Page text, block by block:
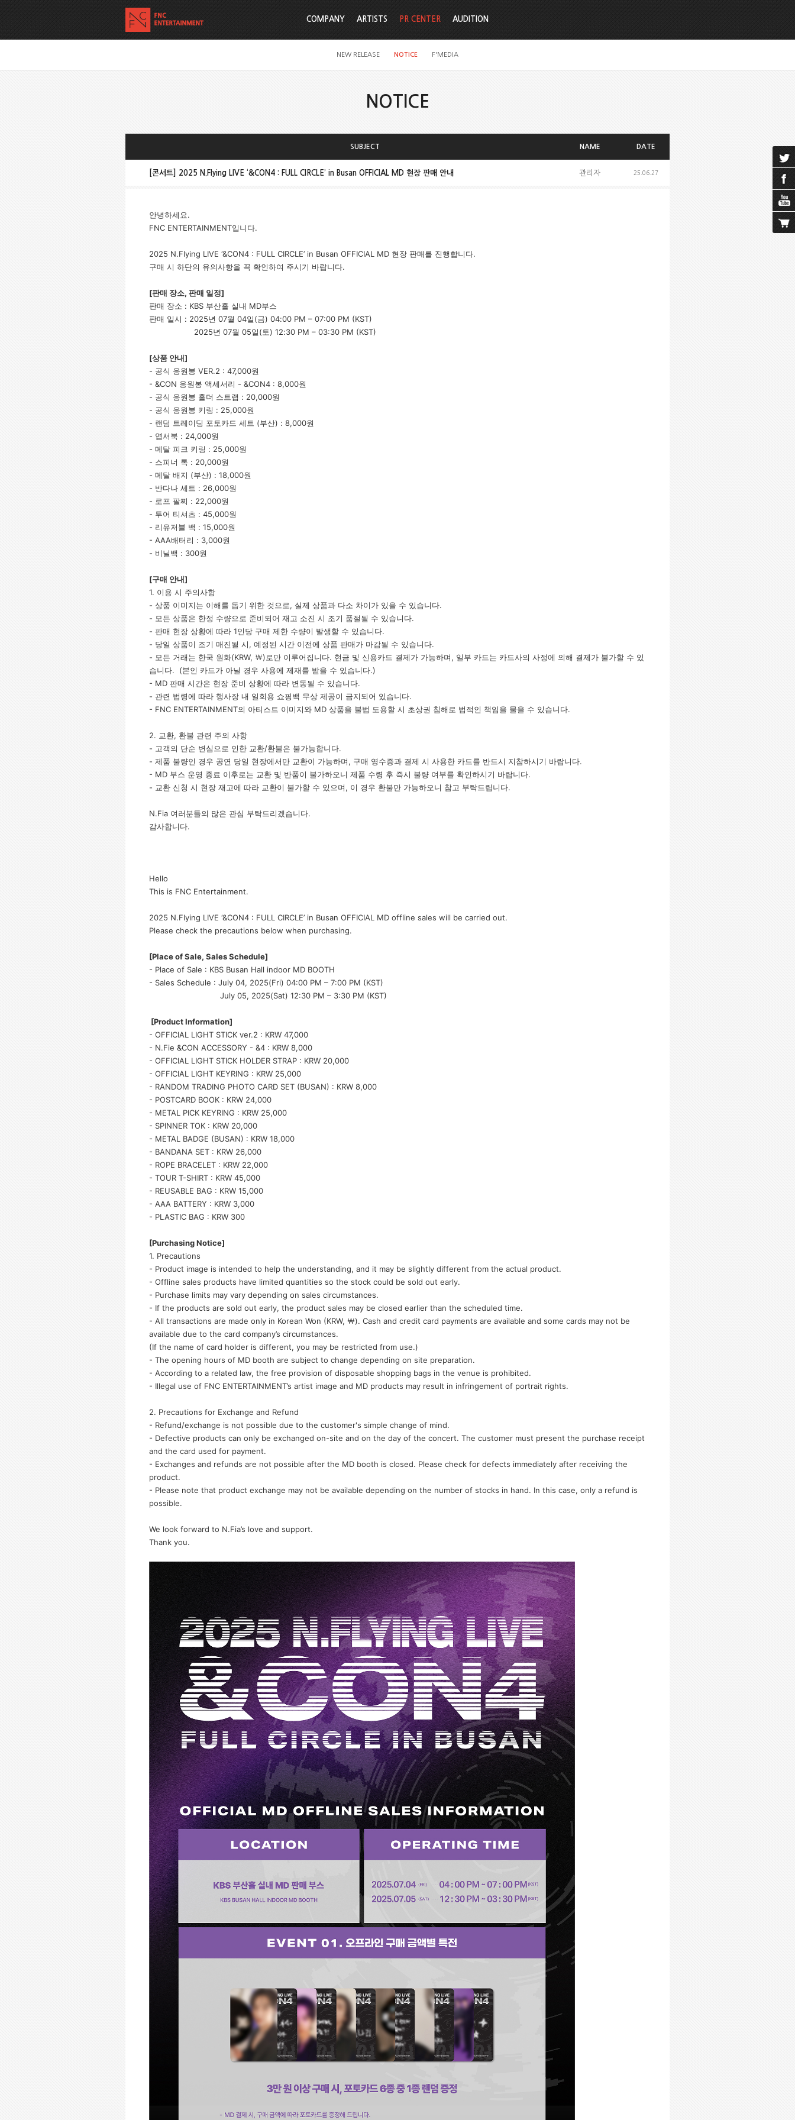
COMPANY ARTISTS PR CENTER
NEW RELEASE NOTICE F'MEDIA
AUDITION
NOTICE
SUBJECT NAME DATE
[콘서트] 2025 N.Flying LIVE ‘&CON4 : FULL CIRCLE’ in Busan OFFICIAL MD 현장 판매 안내 관리자 25.06.27
안녕하세요.
FNC ENTERTAINMENT입니다.
2025 N.Flying LIVE ‘&CON4 : FULL CIRCLE’ in Busan OFFICIAL MD 현장 판매를 진행합니다.
구매 시 하단의 유의사항을 꼭 확인하여 주시기 바랍니다.
[판매 장소, 판매 일정]
판매 장소 : KBS 부산홀 실내 MD부스
판매 일시 : 2025년 07월 04일(금) 04:00 PM – 07:00 PM (KST)
2025년 07월 05일(토) 12:30 PM – 03:30 PM (KST)
[상품 안내]
- 공식 응원봉 VER.2 : 47,000원
- &CON 응원봉 액세서리 - &CON4 : 8,000원
- 공식 응원봉 홀더 스트랩 : 20,000원
- 공식 응원봉 키링 : 25,000원
- 랜덤 트레이딩 포토카드 세트 (부산) : 8,000원
- 엽서북 : 24,000원
- 메탈 피크 키링 : 25,000원
- 스피너 톡 : 20,000원
- 메탈 배지 (부산) : 18,000원
- 반다나 세트 : 26,000원
- 로프 팔찌 : 22,000원
- 투어 티셔츠 : 45,000원
- 리유저블 백 : 15,000원
- AAA배터리 : 3,000원
- 비닐백 : 300원
[구매 안내]
1. 이용 시 주의사항
- 상품 이미지는 이해를 돕기 위한 것으로, 실제 상품과 다소 차이가 있을 수 있습니다.
- 모든 상품은 한정 수량으로 준비되어 재고 소진 시 조기 품절될 수 있습니다.
- 판매 현장 상황에 따라 1인당 구매 제한 수량이 발생할 수 있습니다.
- 당일 상품이 조기 매진될 시, 예정된 시간 이전에 상품 판매가 마감될 수 있습니다.
- 모든 거래는 한국 원화(KRW, ￦)로만 이루어집니다. 현금 및 신용카드 결제가 가능하며, 일부 카드는 카드사의 사정에 의해 결제가 불가할 수 있
습니다. (본인 카드가 아닐 경우 사용에 제재를 받을 수 있습니다.)
- MD 판매 시간은 현장 준비 상황에 따라 변동될 수 있습니다.
- 관련 법령에 따라 행사장 내 일회용 쇼핑백 무상 제공이 금지되어 있습니다.
- FNC ENTERTAINMENT의 아티스트 이미지와 MD 상품을 불법 도용할 시 초상권 침해로 법적인 책임을 물을 수 있습니다.
2. 교환, 환불 관련 주의 사항
- 고객의 단순 변심으로 인한 교환/환불은 불가능합니다.
- 제품 불량인 경우 공연 당일 현장에서만 교환이 가능하며, 구매 영수증과 결제 시 사용한 카드를 반드시 지참하시기 바랍니다.
- MD 부스 운영 종료 이후로는 교환 및 반품이 불가하오니 제품 수령 후 즉시 불량 여부를 확인하시기 바랍니다.
- 교환 신청 시 현장 재고에 따라 교환이 불가할 수 있으며, 이 경우 환불만 가능하오니 참고 부탁드립니다.
N.Fia 여러분들의 많은 관심 부탁드리겠습니다.
감사합니다.
Hello
This is FNC Entertainment.
2025 N.Flying LIVE ‘&CON4 : FULL CIRCLE’ in Busan OFFICIAL MD offline sales will be carried out.
Please check the precautions below when purchasing.
[Place of Sale, Sales Schedule]
- Place of Sale : KBS Busan Hall indoor MD BOOTH
- Sales Schedule : July 04, 2025(Fri) 04:00 PM – 7:00 PM (KST)
July 05, 2025(Sat) 12:30 PM – 3:30 PM (KST)
[Product Information]
- OFFICIAL LIGHT STICK ver.2 : KRW 47,000
- N.Fie &CON ACCESSORY - &4 : KRW 8,000
- OFFICIAL LIGHT STICK HOLDER STRAP : KRW 20,000
- OFFICIAL LIGHT KEYRING : KRW 25,000
- RANDOM TRADING PHOTO CARD SET (BUSAN) : KRW 8,000
- POSTCARD BOOK : KRW 24,000
- METAL PICK KEYRING : KRW 25,000
- SPINNER TOK : KRW 20,000
- METAL BADGE (BUSAN) : KRW 18,000
- BANDANA SET : KRW 26,000
- ROPE BRACELET : KRW 22,000
- TOUR T-SHIRT : KRW 45,000
- REUSABLE BAG : KRW 15,000
- AAA BATTERY : KRW 3,000
- PLASTIC BAG : KRW 300
[Purchasing Notice]
1. Precautions
- Product image is intended to help the understanding, and it may be slightly different from the actual product.
- Offline sales products have limited quantities so the stock could be sold out early.
- Purchase limits may vary depending on sales circumstances.
- If the products are sold out early, the product sales may be closed earlier than the scheduled time.
- All transactions are made only in Korean Won (KRW, ￦). Cash and credit card payments are available and some cards may not be
available due to the card company’s circumstances.
(If the name of card holder is different, you may be restricted from use.)
- The opening hours of MD booth are subject to change depending on site preparation.
- According to a related law, the free provision of disposable shopping bags in the venue is prohibited.
- Illegal use of FNC ENTERTAINMENT’s artist image and MD products may result in infringement of portrait rights.
2. Precautions for Exchange and Refund
- Refund/exchange is not possible due to the customer's simple change of mind.
- Defective products can only be exchanged on-site and on the day of the concert. The customer must present the purchase receipt
and the card used for payment.
- Exchanges and refunds are not possible after the MD booth is closed. Please check for defects immediately after receiving the
product.
- Please note that product exchange may not be available depending on the number of stocks in hand. In this case, only a refund is
possible.
We look forward to N.Fia’s love and support.
Thank you.